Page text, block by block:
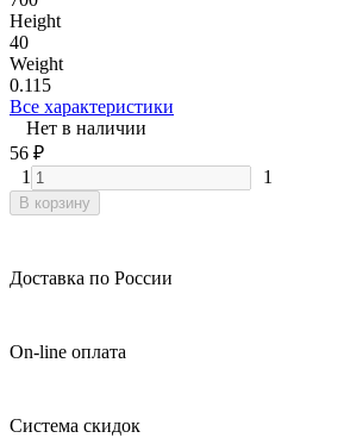
Height
40
Weight
0.115
Все характеристики
Нет в наличии
56 ₽
1
1
В корзину
Доставка по России
On-line оплата
Система скидок